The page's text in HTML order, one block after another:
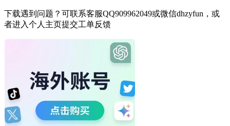
下载遇到问题？可联系客服QQ909962049或微信dhzyfun，或
者进入个人主页提交工单反馈